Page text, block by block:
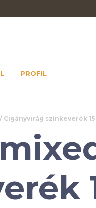
PROFIL
színkeverék 15